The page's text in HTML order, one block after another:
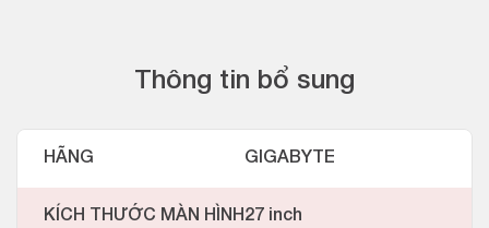
Thông tin bổ sung
HÃNG GIGABYTE
KÍCH THƯỚC MÀN HÌNH 27 inch